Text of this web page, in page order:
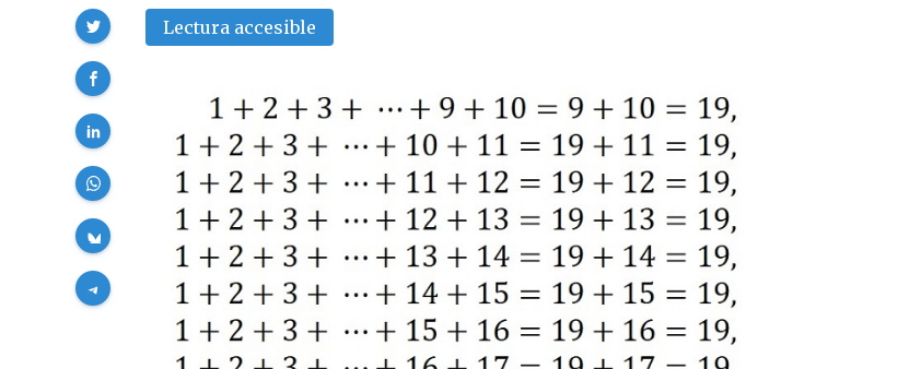
Lectura accesible
Compartir